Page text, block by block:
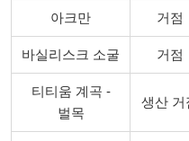
아크만 거점
바실리스크 소굴 거점
티티움 계곡 -
벌목
생산 거